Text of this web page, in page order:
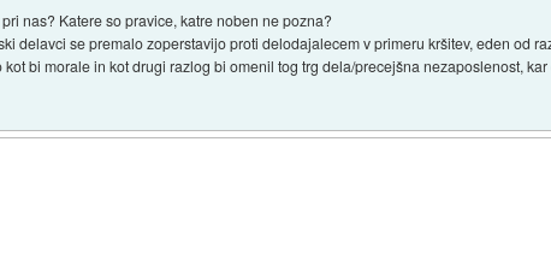
nas? Katere so pravice, katre noben ne pozna?
delavci se premalo zoperstavijo proti delodajalecem v primeru kršitev, eden od
bi morale in kot drugi razlog bi omenil tog trg dela/precejšna nezaposlenost,